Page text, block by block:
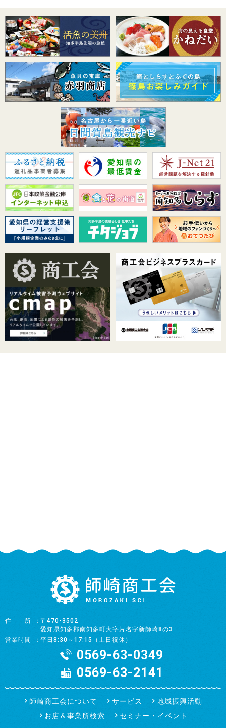
住所
〒470-3502
愛知県知多郡南知多町大字片名字新師崎8の3
営業時間
平日8:30～17:15（土日祝休）
0569-63-0349
0569-63-2141
師崎商工会について サービス
地域振興活動
お店＆事業所検索
セミナー・イベント